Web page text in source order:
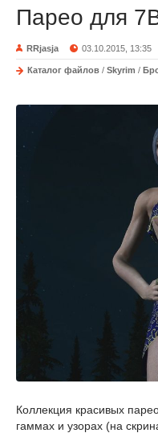
Парео для
RRjasja 03.10.2015, 13:35
Каталог файлов / Skyrim /
Коллекция красивых
гаммах и узорах (на